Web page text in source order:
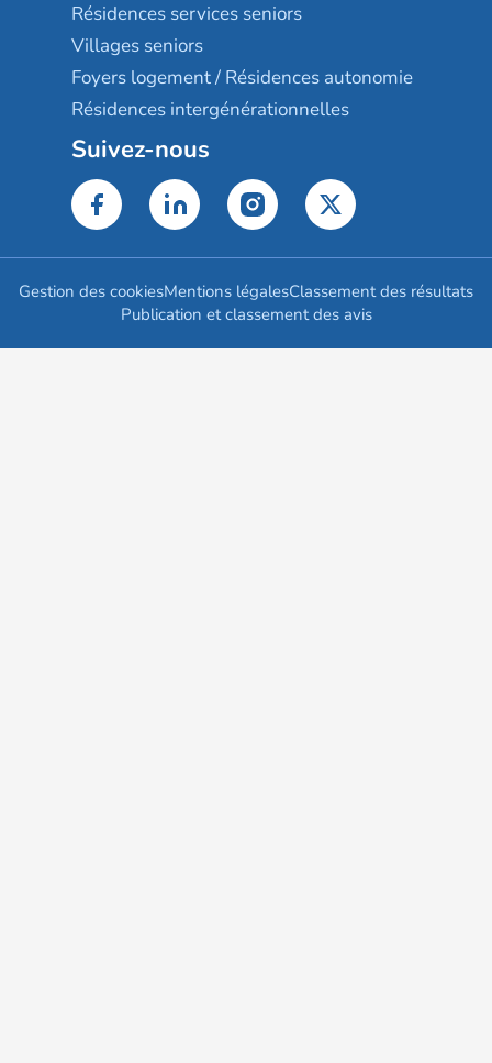
Résidences services seniors
Villages seniors
Foyers logement / Résidences autonomie
Résidences intergénérationnelles
Suivez-nous
Gestion des cookiesMentions légalesClassement des résultats
Publication et classement des avis